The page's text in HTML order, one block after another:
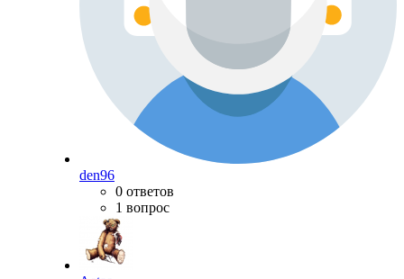
den96
0 ответов
1 вопрос